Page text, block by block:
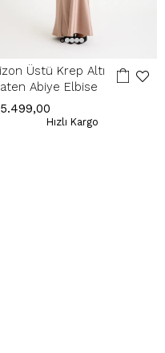
Üstü Krep Altı
Abiye Elbise
Hızlı Kargo